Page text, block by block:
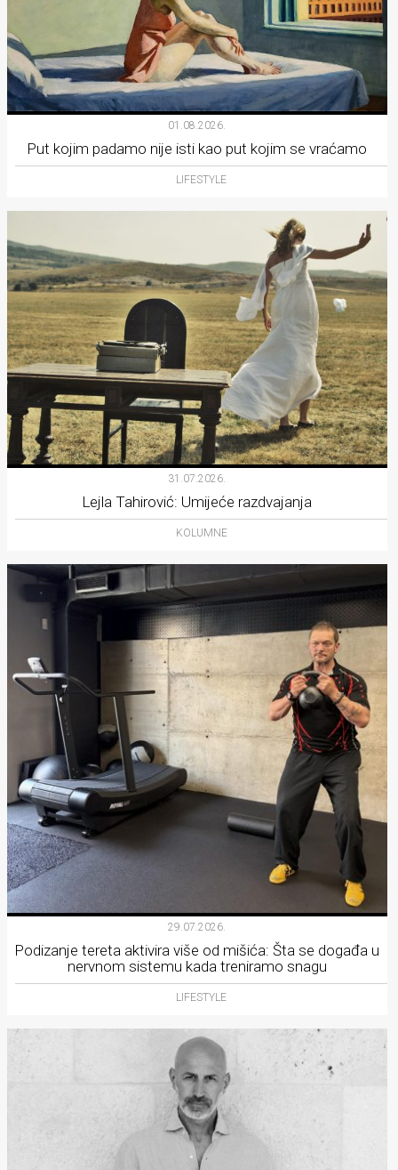
01.08.2026.
Put kojim padamo nije isti kao put kojim se vraćamo
LIFESTYLE
31.07.2026.
Lejla Tahirović: Umijeće razdvajanja
KOLUMNE
29.07.2026.
Podizanje tereta aktivira više od mišića: Šta se događa u
nervnom sistemu kada treniramo snagu
LIFESTYLE